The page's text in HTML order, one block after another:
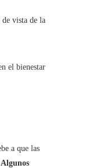
de vista de la
el bienestar
a que las
Algunos